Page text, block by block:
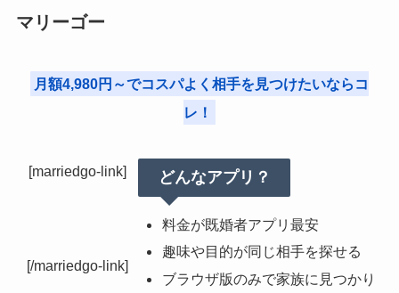
マリーゴー
月額4,980円～でコスパよく相手を見つけたいならコ
レ！
[marriedgo-link]
[/marriedgo-link]
どんなアプリ？
料金が既婚者アプリ最安
趣味や目的が同じ相手を探せる
ブラウザ版のみで家族に見つかり